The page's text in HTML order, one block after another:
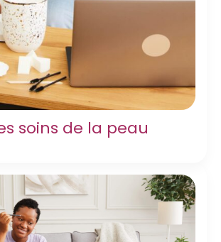
soins de la peau